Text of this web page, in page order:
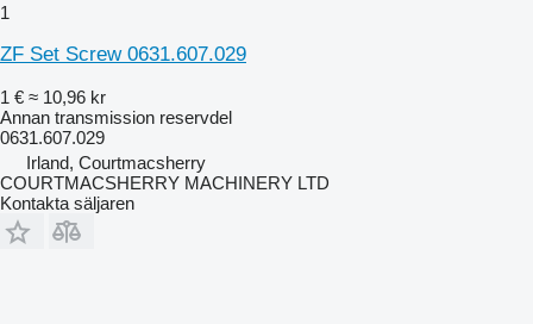
1
ZF Set Screw 0631.607.029
1 € ≈ 10,96 kr
Annan transmission reservdel
0631.607.029
Irland, Courtmacsherry
COURTMACSHERRY MACHINERY LTD
Kontakta säljaren